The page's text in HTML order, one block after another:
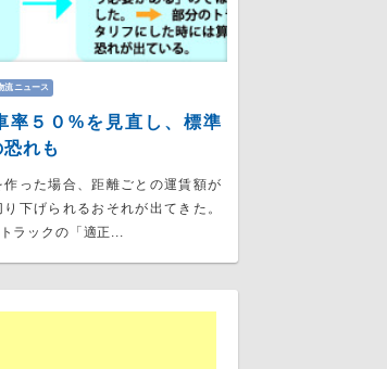
流ニュース
５０%を見直し、標準
れも
った場合、距離ごとの運賃額が
下げられるおそれが出てきた。
ラックの「適正...